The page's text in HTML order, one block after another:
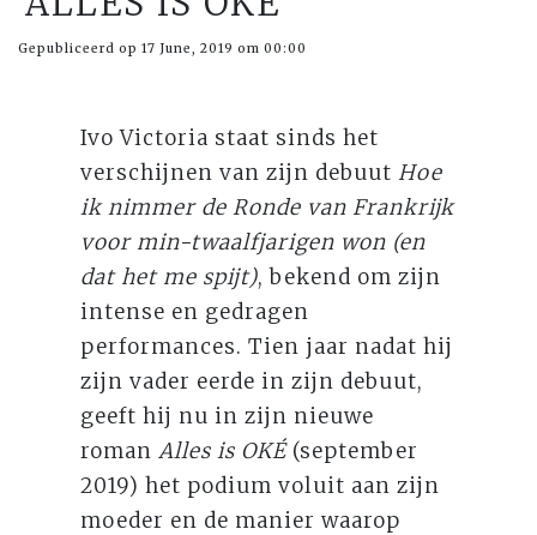
Gepubliceerd op 17 June, 2019 om 00:00
Ivo Victoria staat sinds het
verschijnen van zijn debuutHoe
ik nimmer de Ronde van Frankrijk
voor min-twaalfjarigen won (en
dat het me spijt), bekend om zijn
intense en gedragen
performances. Tien jaar nadat hij
zijn vader eerde in zijn debuut,
geeft hij nu in zijn nieuwe
romanAlles is OKÉ(september
2019) het podium voluit aan zijn
moeder en de manier waarop